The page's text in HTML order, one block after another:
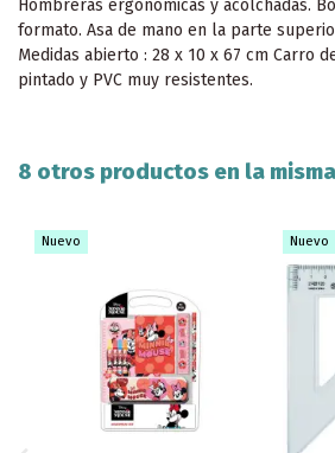
Hombreras ergonómicas y acolchadas.
formato. Asa de mano en la parte
Medidas abierto : 28 x 10 x 67 cm Carro
pintado y PVC muy resistentes.
8 otros productos en la
Nuevo Nuevo